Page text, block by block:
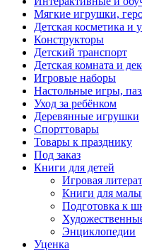
Мягкие игрушки,
Детская косметика и
Конструкторы
Детский транспорт
Детская комната и
Игровые наборы
Настольные игры,
Уход за ребёнком
Деревянные игрушки
Спорттовары
Товары к празднику
Под заказ
Книги для детей
Игровая
Книги для
Подготовка к
Энциклопедии
Уценка